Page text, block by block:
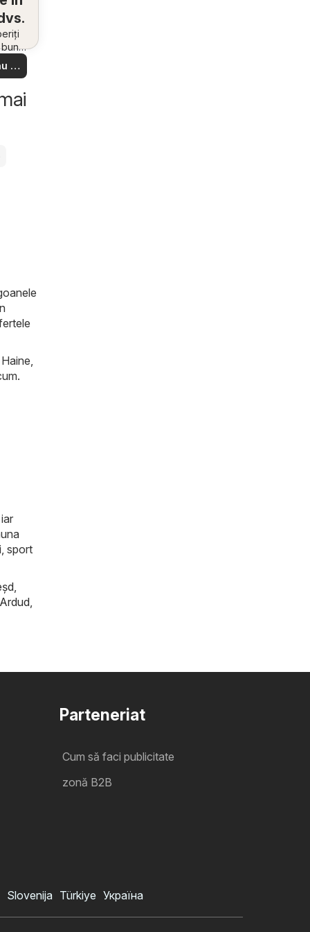
–
să
sport
,
Ardud,
Parteneriat
Cum să faci publicitate
zonă B2B
Slovenija Türkiye Україна